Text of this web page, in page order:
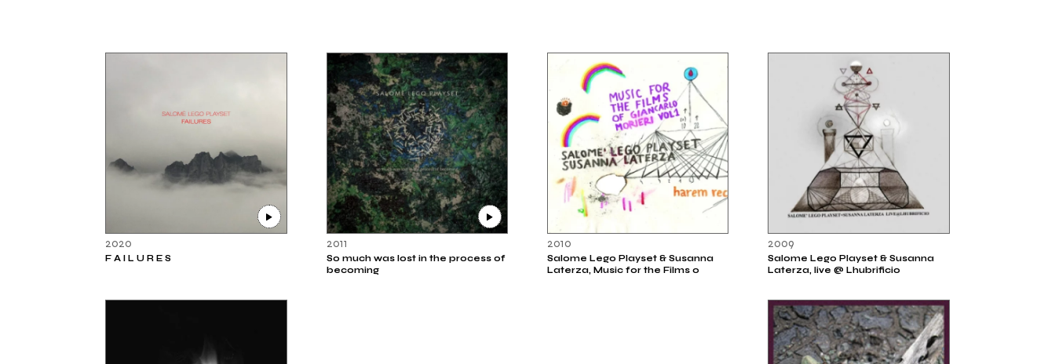
2020
F A I L U R E S
2011
So much was lost in the process of
becoming
2010
Salome Lego Playset & Susanna
Laterza, Music for the Films o
2009
Salome Lego Playset & Susanna
Laterza, live @ Lhubrificio